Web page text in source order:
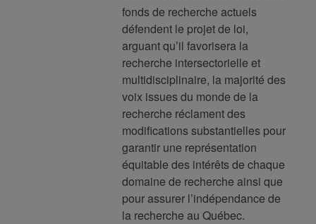
fonds de recherche actuels
défendent le projet de loi,
arguant qu’il favorisera la
recherche intersectorielle et
multidisciplinaire, la majorité des
voix issues du monde de la
recherche réclament des
modifications substantielles pour
garantir une représentation
équitable des intérêts de chaque
domaine de recherche ainsi que
pour assurer l’indépendance de
la recherche au Québec.